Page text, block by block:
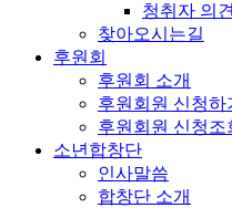
청취자 의
찾아오시는길
후원회
후원회 소개
후원회원 신청하
후원회원 신청조
소년합창단
인사말씀
합창단 소개